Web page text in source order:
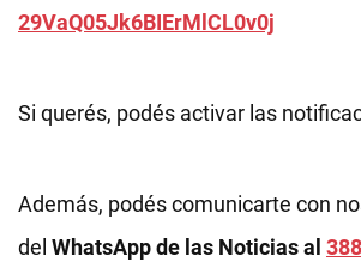
29VaQ05Jk6BIErMlCL0v0j
Si querés, podés activar las
Además, podés comunicarte con
del WhatsApp de las Noticias al